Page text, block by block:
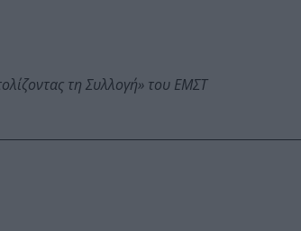
τη Συλλογή» του ΕΜΣΤ